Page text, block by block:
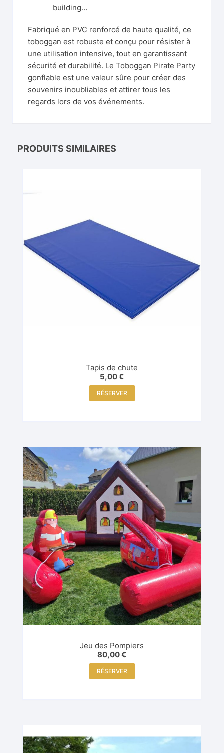
building…
Fabriqué en PVC renforcé de haute qualité, ce
toboggan est robuste et conçu pour résister à
une utilisation intensive, tout en garantissant
sécurité et durabilité. Le Toboggan Pirate Party
gonflable est une valeur sûre pour créer des
souvenirs inoubliables et attirer tous les
regards lors de vos événements.
PRODUITS SIMILAIRES
Tapis de chute
5,00€
RÉSERVER
Jeu des Pompiers
80,00€
RÉSERVER